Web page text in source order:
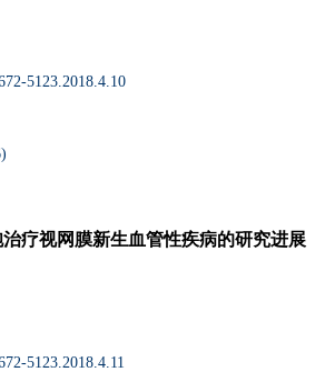
5123.2018.4.10
)
疗视网膜新生血管性疾病的研究进展
5123.2018.4.11